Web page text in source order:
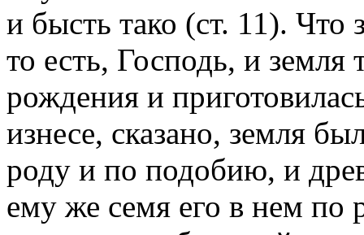
и бысть тако (ст. 11). Что
то есть, Господь, и земля
рождения и
изнесе, сказано, земля
роду и по подобию, и
ему же семя его в нем по